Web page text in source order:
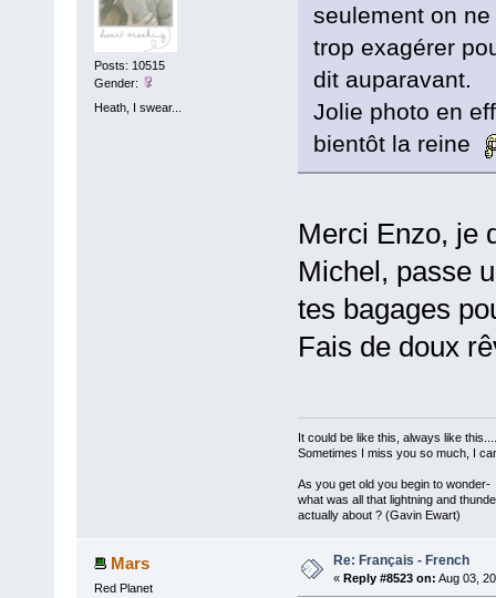
Posts: 10515
Gender:
Heath, I swear...
seulement on
trop exagérer
dit auparavant.
Jolie photo en
bientôt la reine
Merci Enzo, je
Michel, passe
tes bagages
Fais de doux
It could be like this, always like this....
Sometimes I miss you so much, I
As you get old you begin to wonder-
what was all that lightning and
actually about ? (Gavin Ewart)
Mars
Red Planet
Re: Français - French
« Reply #8523 on: Aug 03,